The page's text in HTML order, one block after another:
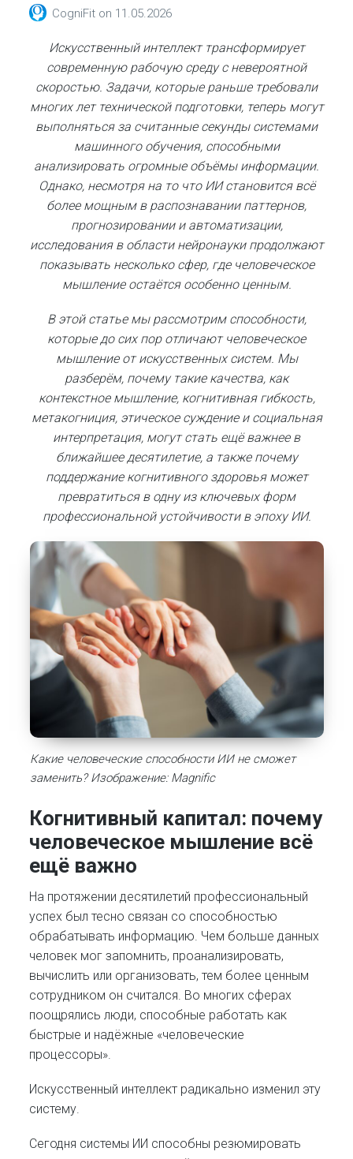
CogniFit on 11.05.2026
Искусственный интеллект трансформирует
современную рабочую среду с невероятной
скоростью. Задачи, которые раньше требовали
многих лет технической подготовки, теперь могут
выполняться за считанные секунды системами
машинного обучения, способными
анализировать огромные объёмы информации.
Однако, несмотря на то что ИИ становится всё
более мощным в распознавании паттернов,
прогнозировании и автоматизации,
исследования в области нейронауки продолжают
показывать несколько сфер, где человеческое
мышление остаётся особенно ценным.
В этой статье мы рассмотрим способности,
которые до сих пор отличают человеческое
мышление от искусственных систем. Мы
разберём, почему такие качества, как
контекстное мышление, когнитивная гибкость,
метакогниция, этическое суждение и социальная
интерпретация, могут стать ещё важнее в
ближайшее десятилетие, а также почему
поддержание когнитивного здоровья может
превратиться в одну из ключевых форм
профессиональной устойчивости в эпоху ИИ.
Какие человеческие способности ИИ не сможет
заменить? Изображение: Magnific
Когнитивный капитал: почему
человеческое мышление всё
ещё важно
На протяжении десятилетий профессиональный
успех был тесно связан со способностью
обрабатывать информацию. Чем больше данных
человек мог запомнить, проанализировать,
вычислить или организовать, тем более ценным
сотрудником он считался. Во многих сферах
поощрялись люди, способные работать как
быстрые и надёжные «человеческие
процессоры».
Искусственный интеллект радикально изменил эту
систему.
Сегодня системы ИИ способны резюмировать